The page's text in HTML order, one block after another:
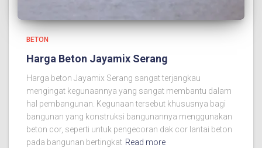
BETON
Harga Beton Jayamix Serang
Harga beton Jayamix Serang sangat terjangkau
mengingat kegunaannya yang sangat membantu dalam
hal pembangunan. Kegunaan tersebut khususnya bagi
bangunan yang konstruksi bangunannya menggunakan
beton cor, seperti untuk pengecoran dak cor lantai beton
pada bangunan bertingkat Read more